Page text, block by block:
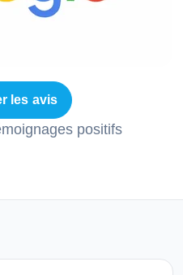
les avis
positifs